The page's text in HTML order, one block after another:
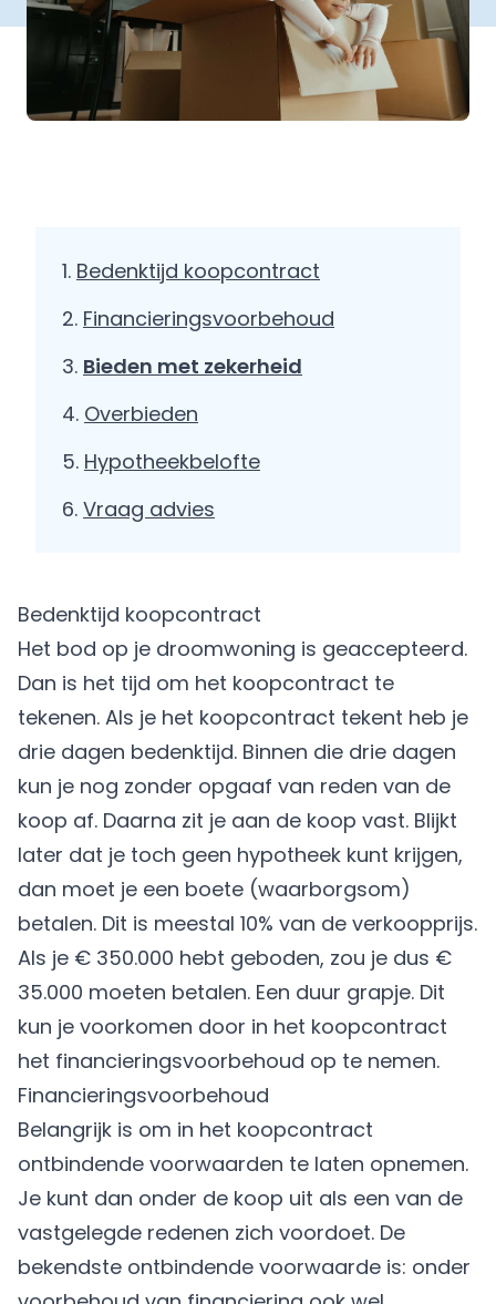
Bedenktijd koopcontract
Financieringsvoorbehoud
Bieden met zekerheid
Overbieden
Hypotheekbelofte
Vraag advies
Bedenktijd koopcontract
Het bod op je droomwoning is geaccepteerd.
Dan is het tijd om het koopcontract te
tekenen. Als je het koopcontract tekent heb je
drie dagen bedenktijd. Binnen die drie dagen
kun je nog zonder opgaaf van reden van de
koop af. Daarna zit je aan de koop vast. Blijkt
later dat je toch geen hypotheek kunt krijgen,
dan moet je een boete (waarborgsom)
betalen. Dit is meestal 10% van de verkoopprijs.
Als je € 350.000 hebt geboden, zou je dus €
35.000 moeten betalen. Een duur grapje. Dit
kun je voorkomen door in het koopcontract
het financieringsvoorbehoud op te nemen.
Financieringsvoorbehoud
Belangrijk is om in het koopcontract
ontbindende voorwaarden te laten opnemen.
Je kunt dan onder de koop uit als een van de
vastgelegde redenen zich voordoet. De
bekendste ontbindende voorwaarde is: onder